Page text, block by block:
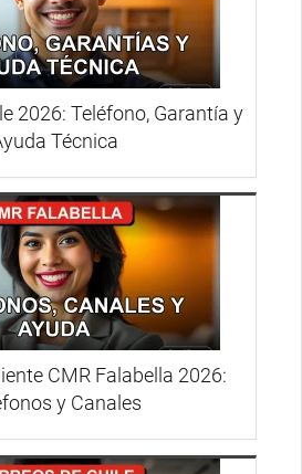
2026: Teléfono, Garantía y
Técnica
CMR Falabella 2026:
y Canales